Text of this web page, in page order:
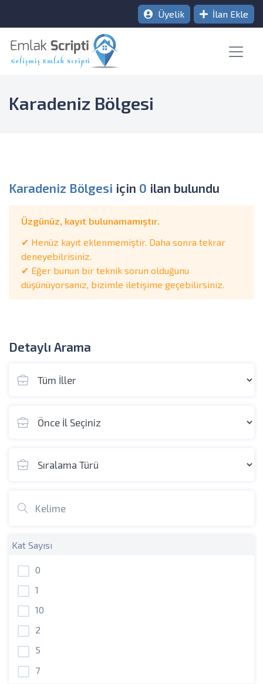
Üyelik İlan Ekle
Karadeniz Bölgesi
Karadeniz Bölgesi için 0 ilan bulundu
Üzgünüz, kayıt bulunamamıştır.
✔ Henüz kayıt eklenmemiştir. Daha sonra tekrar
deneyebilrisiniz.
✔ Eğer bunun bir teknik sorun olduğunu
düşünüyorsanız, bizimle iletişime geçebilirsiniz.
Detaylı Arama
Kat Sayısı
0
1
10
2
5
7